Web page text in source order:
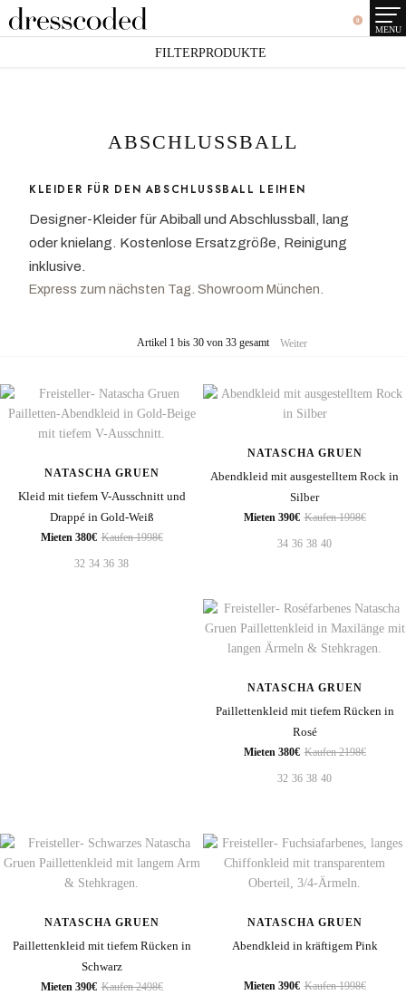
MENU
0
FILTERPRODUKTE
ABSCHLUSSBALL
KLEIDER FÜR DEN ABSCHLUSSBALL LEIHEN
Designer-Kleider für Abiball und Abschlussball, lang
oder knielang. Kostenlose Ersatzgröße, Reinigung
inklusive.
Express zum nächsten Tag. Showroom München.
Artikel 1 bis 30 von 33 gesamt Weiter
NATASCHA GRUEN
Kleid mit tiefem V-Ausschnitt und
Drappé in Gold-Weiß
Mieten 380€ Kaufen 1998€
32 34 36 38
NATASCHA GRUEN
Abendkleid mit ausgestelltem Rock in
Silber
Mieten 390€ Kaufen 1998€
34 36 38 40
NATASCHA GRUEN
Paillettenkleid mit tiefem Rücken in
Rosé
Mieten 380€ Kaufen 2198€
32 36 38 40
NATASCHA GRUEN
Paillettenkleid mit tiefem Rücken in
Schwarz
Mieten 390€ Kaufen 2498€
NATASCHA GRUEN
Abendkleid in kräftigem Pink
Mieten 390€ Kaufen 1998€